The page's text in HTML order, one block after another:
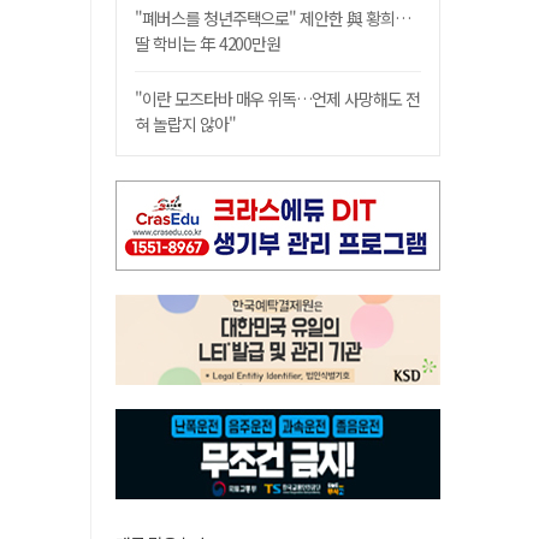
"폐버스를 청년주택으로" 제안한 與 황희…
딸 학비는 年 4200만원
"이란 모즈타바 매우 위독…언제 사망해도 전
혀 놀랍지 않아"